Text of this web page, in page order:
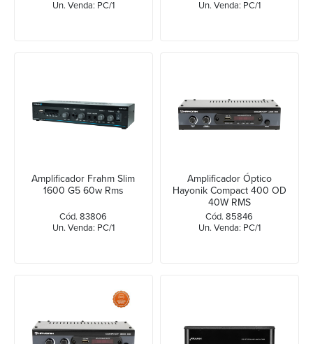
Un. Venda: PC/1 Un. Venda: PC/1
Amplificador Frahm Slim
1600 G5 60w Rms
Cód. 83806
Un. Venda: PC/1
Amplificador Óptico
Hayonik Compact 400 OD
40W RMS
Cód. 85846
Un. Venda: PC/1